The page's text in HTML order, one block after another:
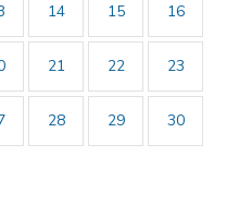
14 15 16
21 22 23
28 29 30